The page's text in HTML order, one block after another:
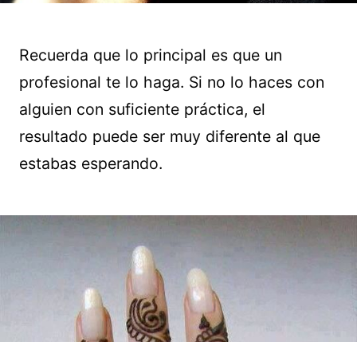
Recuerda que lo principal es que un
profesional te lo haga. Si no lo haces con
alguien con suficiente práctica, el
resultado puede ser muy diferente al que
estabas esperando.